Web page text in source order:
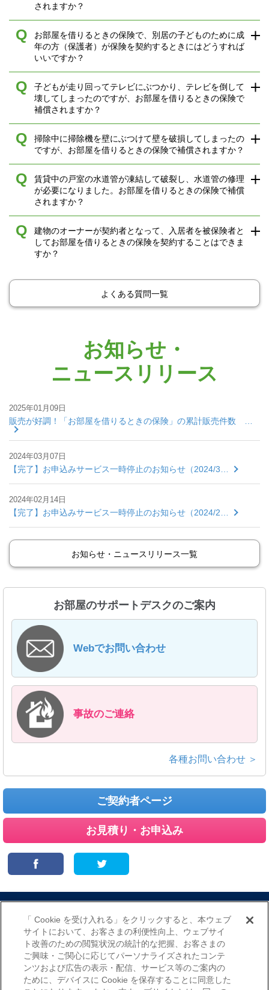
されますか？
Q
お部屋を借りるときの保険で、別居の子どものために成
年の方（保護者）が保険を契約するときにはどうすれば
いいですか？
Q
子どもが走り回ってテレビにぶつかり、テレビを倒して
壊してしまったのですが、お部屋を借りるときの保険で
補償されますか？
Q
掃除中に掃除機を壁にぶつけて壁を破損してしまったの
ですが、お部屋を借りるときの保険で補償されますか？
Q
賃貸中の戸室の水道管が凍結して破裂し、水道管の修理
が必要になりました。お部屋を借りるときの保険で補償
されますか？
Q
建物のオーナーが契約者となって、入居者を被保険者と
してお部屋を借りるときの保険を契約することはできま
すか？
よくある質問一覧
お知らせ・
ニュースリリース
2025年01月09日
販売が好調！「お部屋を借りるときの保険」の累計販売件数 …
2024年03月07日
【完了】お申込みサービス一時停止のお知らせ（2024/3…
2024年02月14日
【完了】お申込みサービス一時停止のお知らせ（2024/2…
お知らせ・ニュースリリース一覧
お部屋のサポートデスクのご案内
Webでお問い合わせ
事故のご連絡
各種お問い合わせ ＞
ご契約者ページ
お見積り・お申込み
プライバシーポリシー
（個人情報のお取扱いについて）
「 Cookie を受け入れる」をクリックすると、本ウェブ
サイトにおいて、お客さまの利便性向上、ウェブサイ
ト改善のための閲覧状況の統計的な把握、お客さまの
ご興味・ご関心に応じてパーソナライズされたコンテ
ンツおよび広告の表示・配信、サービス等のご案内の
ために、デバイスに Cookie を保存することに同意した